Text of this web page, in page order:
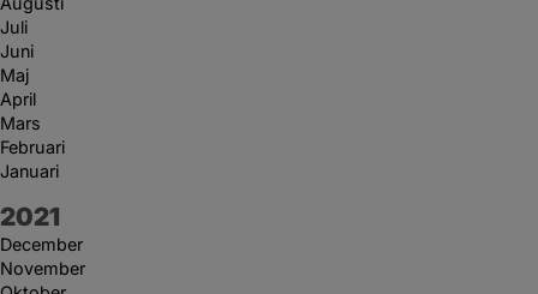
Juli
Juni
Maj
April
Mars
Februari
Januari
År:
2021
December
November